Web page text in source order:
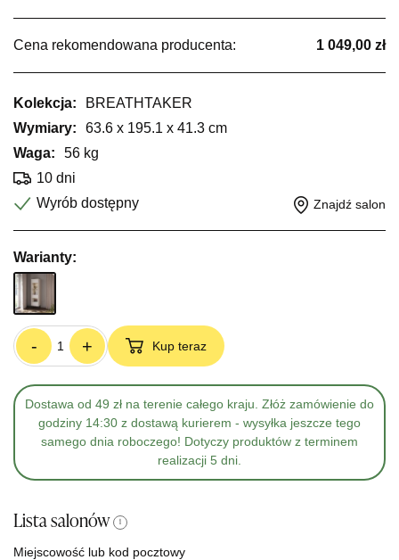
Cena rekomendowana producenta: 1 049,00 zł
Kolekcja:
BREATHTAKER
Wymiary:
63.6 x 195.1 x 41.3 cm
Waga:
56 kg
10 dni
Wyrób dostępny
Znajdź salon
Warianty:
- + Kup teraz
Dostawa od 49 zł na terenie całego kraju. Złóż zamówienie do
godziny 14:30 z dostawą kurierem - wysyłka jeszcze tego
samego dnia roboczego! Dotyczy produktów z terminem
realizacji 5 dni.
Lista salonów i
Miejscowość lub kod pocztowy